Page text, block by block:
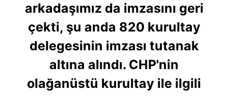
verileriniz işlenmekte olup gerekli olan çerezler bilgi
toplumu hizmetlerinin sunulması amacıyla
kullanılmaktadır. Diğer çerezler, sitemizin daha işlevsel
kılınması ve kişiselleştirilmesi ve sizlere yönelik
reklam/pazarlama faaliyetlerinin yapılması, amaçlarıyla
arkadaşımız da imzasını geri
çekti, şu anda 820 kurultay
delegesinin imzası tutanak
altına alındı. CHP'nin
olağanüstü kurultay ile ilgili